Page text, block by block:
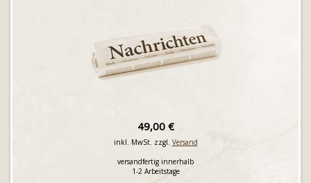
49,00 €
inkl. MwSt. zzgl. Versand
versandfertig innerhalb
1-2 Arbeitstage